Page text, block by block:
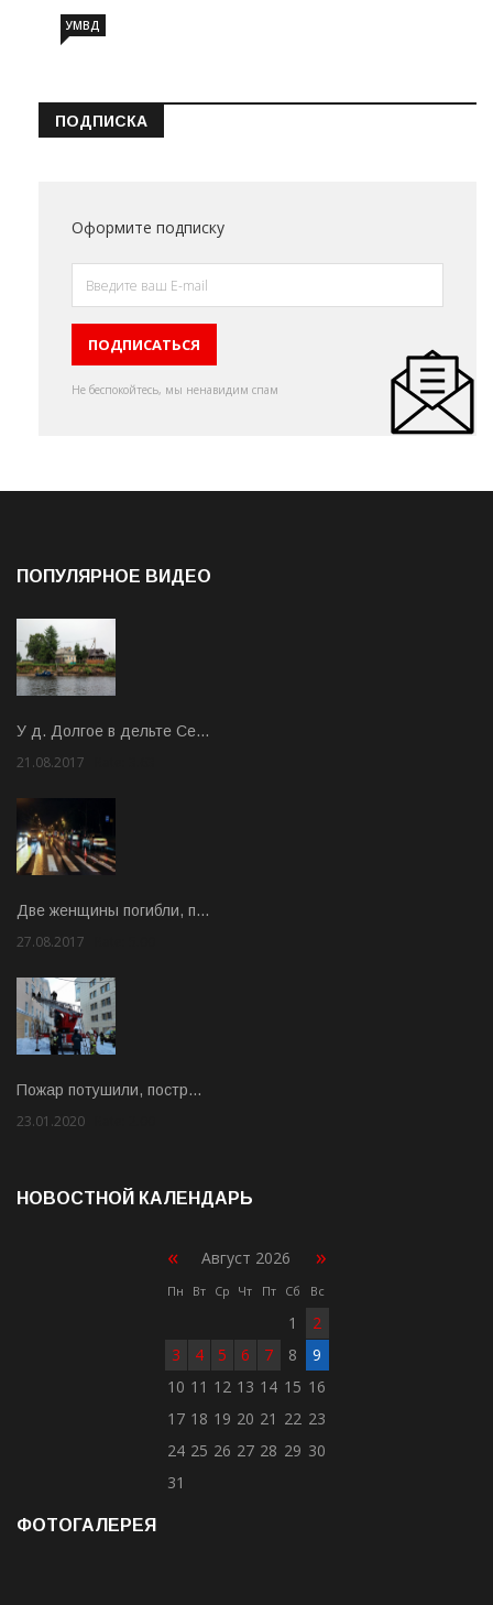
УМВД
ПОДПИСКА
Оформите подписку
Не беспокойтесь, мы ненавидим спам
ПОПУЛЯРНОЕ ВИДЕО
У д. Долгое в дельте Се…
21.08.2017
Две женщины погибли, п…
27.08.2017
Пожар потушили, постр…
23.01.2020
НОВОСТНОЙ КАЛЕНДАРЬ
« Август 2026 »
Пн Вт Ср Чт Пт Сб Вс
1
2
3
4 5 6 7 8
9
10 11 12 13 14 15 16
17 18 19 20 21 22 23
24 25 26 27 28 29 30
31
ФОТОГАЛЕРЕЯ